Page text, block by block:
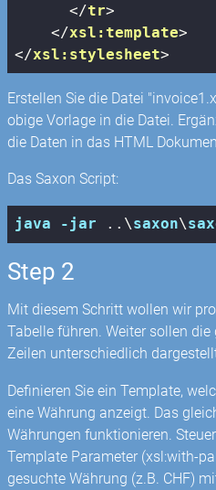
</tr>
</xsl:template>
</xsl:stylesheet>
Erstellen Sie die Datei
obige Vorlage in die Datei.
die Daten in das HTML
Das Saxon Script:
java -jar ..\saxon\
Step 2
Mit diesem Schritt wollen wir
Tabelle führen. Weiter sollen
Zeilen unterschiedlich
Definieren Sie ein Template,
eine Währung anzeigt. Das
Währungen funktionieren.
Template Parameter (xsl:with-
gesuchte Währung (z.B. CHF)